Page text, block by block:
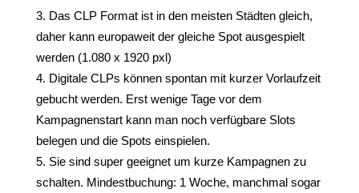
Das CLP Format ist in den meisten Städten gleich,
daher kann europaweit der gleiche Spot ausgespielt
werden (1.080 x 1920 pxl)
Digitale CLPs können spontan mit kurzer Vorlaufzeit
gebucht werden. Erst wenige Tage vor dem
Kampagnenstart kann man noch verfügbare Slots
belegen und die Spots einspielen.
Sie sind super geeignet um kurze Kampagnen zu
schalten. Mindestbuchung: 1 Woche, manchmal sogar